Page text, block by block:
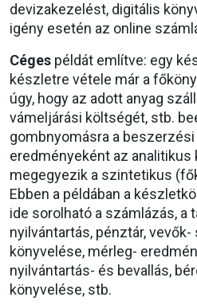
devizakezelést, digitális
igény esetén az online
Céges példát említve: egy
készletre vétele már a
úgy, hogy az adott anyag
vámeljárási költségét, stb.
gombnyomásra a beszerzési
eredményeként az
megegyezik a szintetikus
Ebben a példában a
ide sorolható a számlázás, a
nyilvántartás, pénztár,
könyvelése, mérleg-
nyilvántartás- és bevallás,
könyvelése, stb.